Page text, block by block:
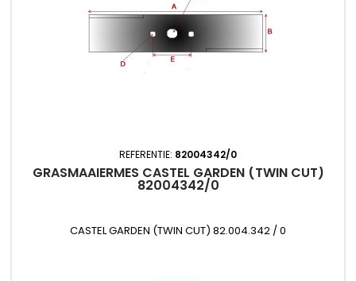
REFERENTIE: 82004342/0
GRASMAAIERMES CASTEL GARDEN (TWIN CUT)
82004342/0
CASTEL GARDEN (TWIN CUT) 82.004.342 / 0